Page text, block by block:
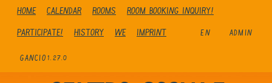
Home Calendar Rooms
Room booking inquiry!
Participate!
history We Imprint EN ADMIN
GANCIO 1.27.0